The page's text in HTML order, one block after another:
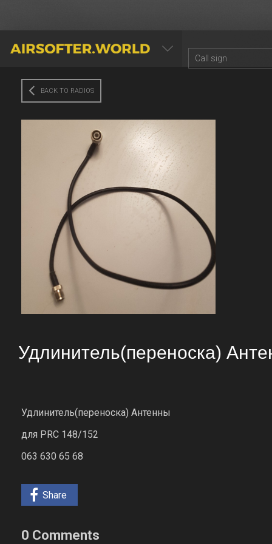
AIRSOFTER.WORLD
BACK TO RADIOS
Удлинитель(переноска)
Удлинитель(переноска) Антенны
для PRC 148/152
063 630 65 68
Share
0 Comments